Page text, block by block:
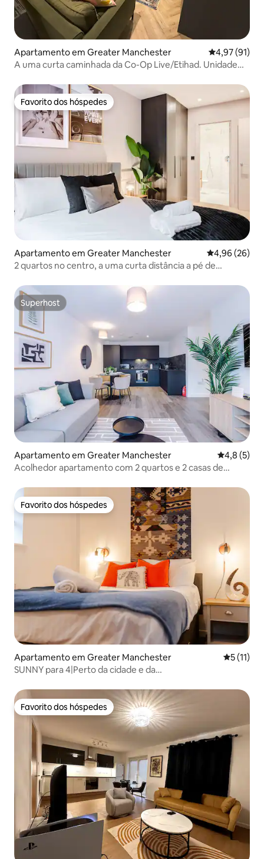
Apartamento em Greater Manchester Classificação
4,97 (91)
A uma curta caminhada da Co-Op Live/Etihad. Unidade
Favorito dos hóspedes
Favorito dos hóspedes
Apartamento em Greater Manchester Classificação
4,96 (26)
2 quartos no centro, a uma curta distância a pé de
Superhost
Superhost
Apartamento em Greater Manchester
4,8 (5)
Acolhedor apartamento com 2 quartos e 2 casas de
Favorito dos hóspedes
Favorito dos hóspedes
Apartamento em Greater Manchester
5 (11)
SUNNY para 4|Perto da cidade e da
Favorito dos hóspedes
Favorito dos hóspedes